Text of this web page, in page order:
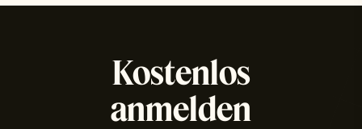
Kostenlos
anmelden